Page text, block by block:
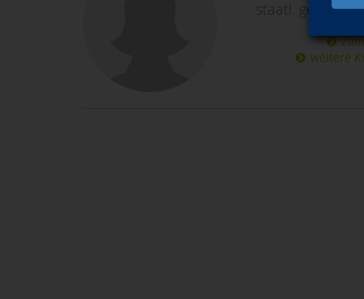
staatl. geprüfte
weitere